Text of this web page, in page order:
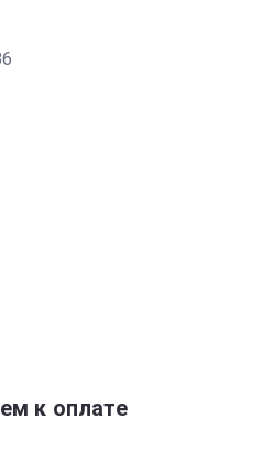
к оплате